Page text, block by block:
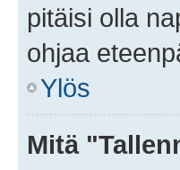
pitäisi olla
ohjaa
Ylös
Mitä